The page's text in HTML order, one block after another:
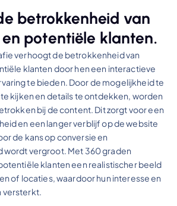
betrokkenheid van
potentiële klanten.
verhoogt de betrokkenheid van
klanten door hen een interactieve
te bieden. Door de mogelijkheid te
kijken en details te ontdekken, worden
bij de content. Dit zorgt voor een
en een langer verblijf op de website
de kans op conversie en
vergroot. Met 360 graden
klanten een realistischer beeld
of locaties, waardoor hun interesse en
versterkt.